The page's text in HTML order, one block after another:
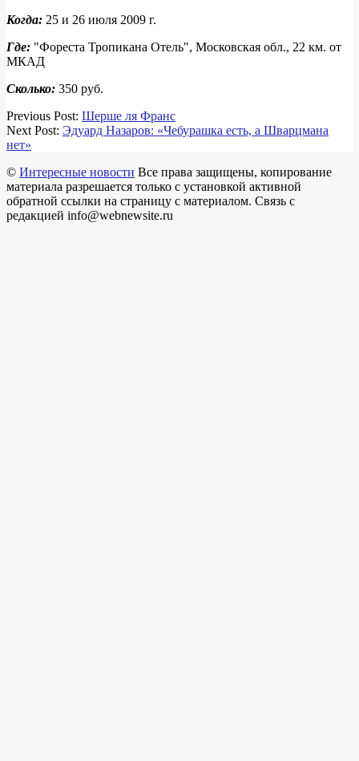
Когда: 25 и 26 июля 2009 г.
Где: "Фореста Тропикана Отель", Московская обл., 22 км. от
МКАД
Сколько: 350 руб.
2018-
04-
15
Previous Post: Шерше ля Франс
Next Post: Эдуард Назаров: «Чебурашка есть, а Шварцмана
нет»
© Интересные новости Все права защищены, копирование
материала разрешается только с установкой активной
обратной ссылки на страницу с материалом. Связь с
редакцией info@webnewsite.ru